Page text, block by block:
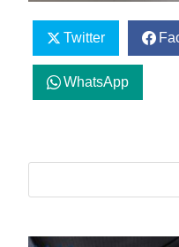
Twitter
WhatsApp